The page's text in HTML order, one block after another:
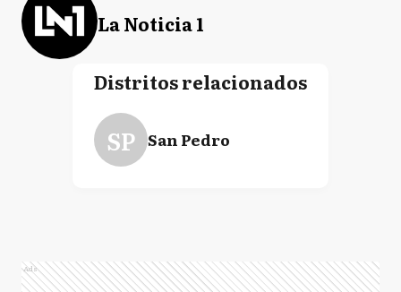
La Noticia 1
Distritos relacionados
SP San Pedro
Ads